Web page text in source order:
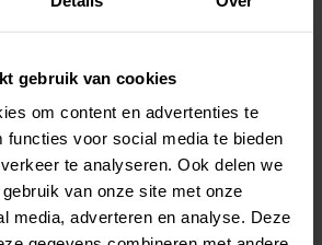
gebruik van cookies
om content en advertenties te
functies voor social media te bieden
te analyseren. Ook delen we
van onze site met onze
media, adverteren en analyse. Deze
1475, – excl. btw.